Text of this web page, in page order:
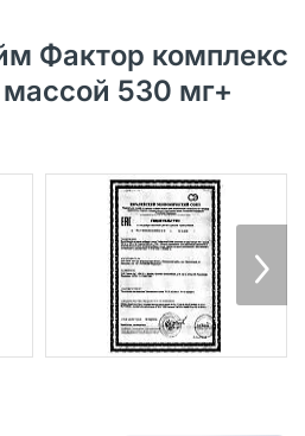
Фактор комплекс
массой 530 мг+